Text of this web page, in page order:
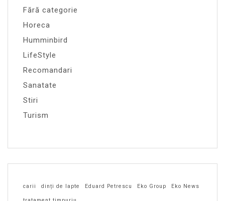
Fără categorie
Horeca
Humminbird
LifeStyle
Recomandari
Sanatate
Stiri
Turism
carii dinți de lapte Eduard Petrescu Eko Group Eko News